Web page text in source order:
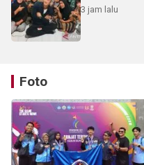
3 jam lalu
Foto